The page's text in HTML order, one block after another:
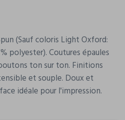
(Sauf coloris Light Oxford:
polyester). Coutures épaules
ton sur ton. Finitions
et souple. Doux et
idéale pour l'impression.